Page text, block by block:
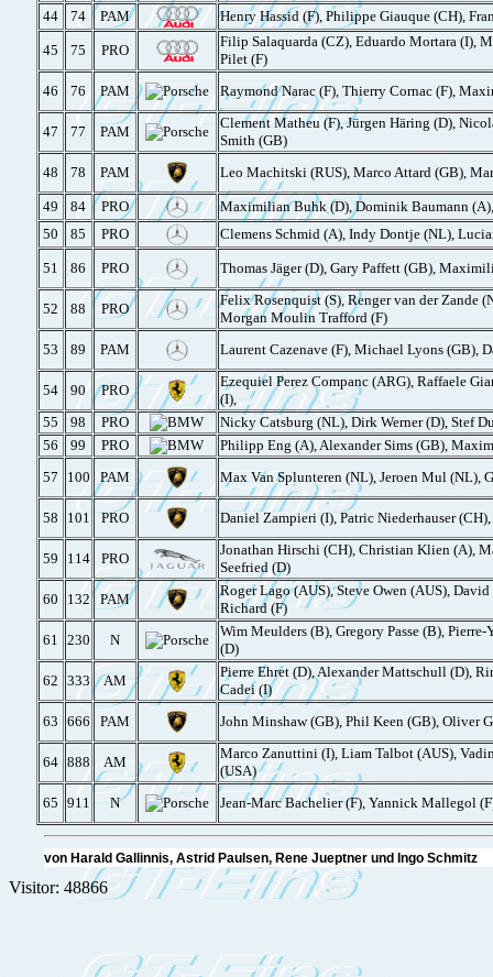
44
74 PAM Henry Hassid (F), Philippe Giauque (CH),
45 75 PRO
Filip Salaquarda (CZ), Eduardo Mortara (I),
Pilet (F)
46
76 PAM Raymond Narac (F), Thierry Cornac (F),
47 77 PAM
Clement Matheu (F), Jürgen Häring (D),
Smith (GB)
48
78 PAM Leo Machitski (RUS), Marco Attard (GB),
49 84 PRO
Maximilian Buhk (D), Dominik Baumann (A),
50
85 PRO Clemens Schmid (A), Indy Dontje (NL),
51 86 PRO Thomas Jäger (D), Gary Paffett (GB),
52 88 PRO
Felix Rosenquist (S), Renger van der Zande
Morgan Moulin Trafford (F)
53
89 PAM Laurent Cazenave (F), Michael Lyons (GB),
54 90 PRO
Ezequiel Perez Companc (ARG), Raffaele
(I),
55
98 PRO
Nicky Catsburg (NL), Dirk Werner (D), Stef
56
99 PRO
Philipp Eng (A), Alexander Sims (GB),
57
100 PAM Max Van Splunteren (NL), Jeroen Mul (NL),
58 101 PRO Daniel Zampieri (I), Patric Niederhauser
59 114 PRO
Jonathan Hirschi (CH), Christian Klien (A),
Seefried (D)
60
132 PAM
Roger Lago (AUS), Steve Owen (AUS),
Richard (F)
61 230 N
Wim Meulders (B), Gregory Passe (B), Pierre-
(D)
62 333 AM
Pierre Ehret (D), Alexander Mattschull (D),
Cadei (I)
63 666 PAM John Minshaw (GB), Phil Keen (GB), Oliver
64 888 AM
Marco Zanuttini (I), Liam Talbot (AUS),
(USA)
65 911 N Jean-Marc Bachelier (F), Yannick Mallegol
von Harald Gallinnis, Astrid Paulsen, Rene Jueptner und Ingo
Visitor: 48866